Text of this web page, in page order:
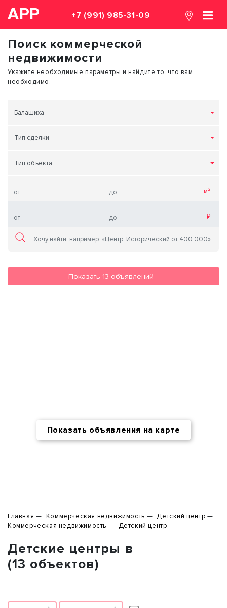
АРР +7 (991) 985-31-09
Поиск коммерческой
недвижимости
Укажите необходимые параметры и найдите то, что вам
необходимо.
Балашиха
Тип сделки
Тип объекта
Показать 13 объявлений
Показать объявления на карте
Главная Коммерческая недвижимость
Детский центр
Коммерческая недвижимость
Детский центр
Детские центры в
(13 объектов)